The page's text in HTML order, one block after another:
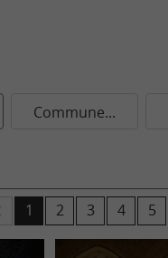
Commune...
1 2 3 4 5